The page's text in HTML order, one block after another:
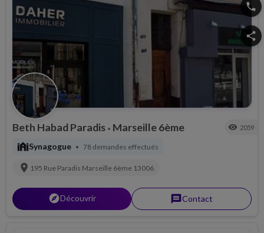
phone
share
Beth Habad Paradis • Marseille 6ème visibility 2059
synagogueSynagogue • 78 demandes effectués
location_on 195 Rue Paradis Marseille 6ème 13006
explorerDécouvrir messageContact